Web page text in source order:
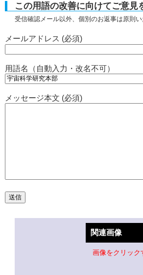
この用語の改善に向けてご意見
受信確認メール以外、個別のお返事は原則
メールアドレス (必須)
用語名（自動入力・改名不可）
メッセージ本文 (必須)
関連画像
画像をクリック